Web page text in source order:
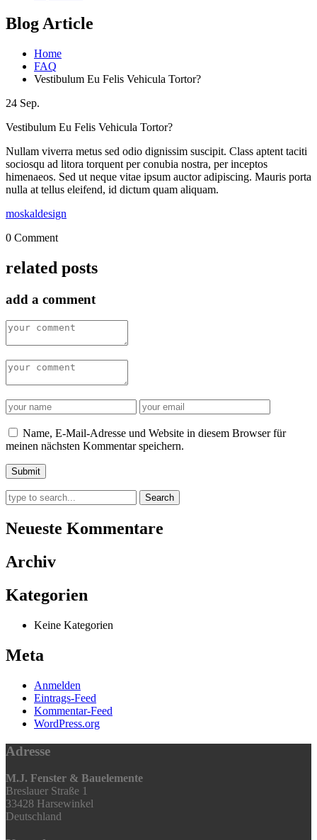
Blog Article
Home
FAQ
Vestibulum Eu Felis Vehicula Tortor?
24 Sep.
Vestibulum Eu Felis Vehicula Tortor?
Nullam viverra metus sed odio dignissim suscipit. Class aptent taciti
sociosqu ad litora torquent per conubia nostra, per inceptos
himenaeos. Sed ut neque vitae ipsum auctor adipiscing. Mauris porta
nulla at tellus eleifend, id dictum quam aliquam.
moskaldesign
0 Comment
related posts
add a comment
Name, E-Mail-Adresse und Website in diesem Browser für
meinen nächsten Kommentar speichern.
Neueste Kommentare
Archiv
Kategorien
Keine Kategorien
Meta
Anmelden
Eintrags-Feed
Kommentar-Feed
WordPress.org
Adresse
M.J. Fenster & Bauelemente
Breslauer Straße 1
33428 Harsewinkel
Deutschland